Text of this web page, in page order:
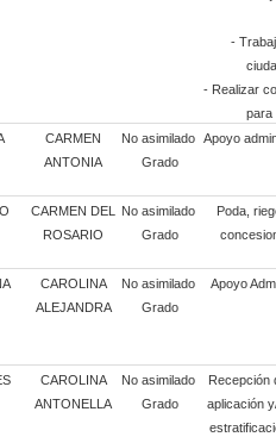
-
- Realizar
para
CARMEN
ANTONIA
No asimilado
Grado
Apoyo
CARMEN DEL
ROSARIO
No asimilado
Grado
Poda,
CAROLINA
ALEJANDRA
No asimilado
Grado
Apoyo
CAROLINA
ANTONELLA
No asimilado
Grado
Recepción
aplicación